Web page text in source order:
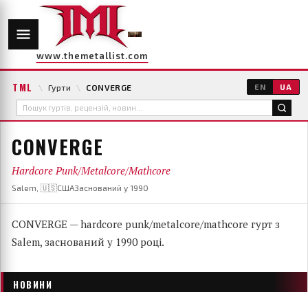
www.themetallist.com
TML \ Гурти \ CONVERGE EN UA
CONVERGE
Hardcore Punk/Metalcore/Mathcore
Salem, 🇺🇸СШАЗаснований у 1990
CONVERGE — hardcore punk/metalcore/mathcore гурт з
Salem, заснований у 1990 році.
НОВИНИ